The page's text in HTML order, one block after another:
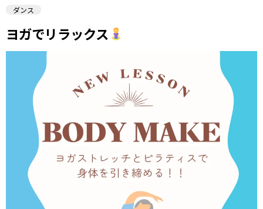
ダンス
ヨガでリラックス